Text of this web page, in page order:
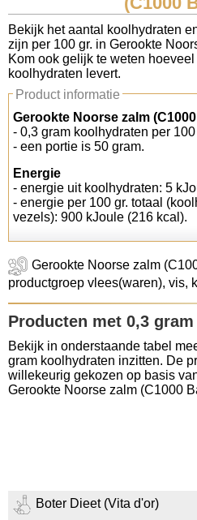
Koolhydraten tellen
Links
Bekijk het aantal koolhydraten
zijn per 100 gr. in Gerookte
Kom ook gelijk te weten
koolhydraten levert.
Product informatie
Gerookte Noorse zalm
- 0,3 gram koolhydraten per 100
- een portie is 50 gram.
Energie
- energie uit koolhydraten: 5
- energie per 100 gr. totaal
vezels): 900 kJoule (216 kcal).
Gerookte Noorse zalm
productgroep vlees(waren), vis,
Producten met 0,3
Bekijk in onderstaande tabel
gram koolhydraten inzitten. De
willekeurig gekozen op basis
Gerookte Noorse zalm (C1000
Boter Dieet (Vita d'or)